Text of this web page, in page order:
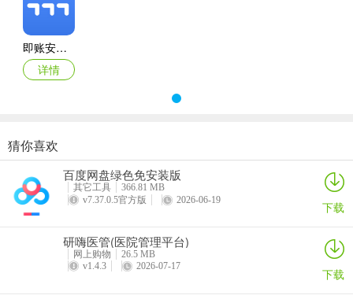
即账安卓版
详情
猜你喜欢
百度网盘绿色免安装版
其它工具
366.81 MB
v7.37.0.5官方版
2026-06-19 下载
研嗨医管(医院管理平台)
网上购物
26.5 MB
v1.4.3
2026-07-17 下载